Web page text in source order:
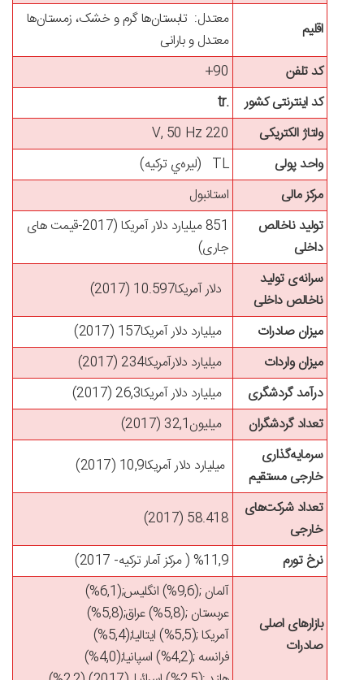
اقلیم
معتدل: تابستان‌ها گرم و خشک، زمستان‌ها
معتدل و بارانی
کد تلفن
90+
کد اینترنتی کشور
.tr
ولتاژ الکتریکی
220 V, 50 Hz
واحد پولی
TL (لیره‌ي ترکیه)
مرکز مالی
استانبول
تولید ناخالص
داخلی
851 میلیارد دلار آمریکا (2017-
قیمت های
جاری)
سرانه‌ی تولید
ناخالص داخلی
دلار آمریکا10.597 (2017)
میزان صادرات
میلیارد دلار آمریکا157 (2017)
میزان واردات
میلیارد دلارآمریکا234 (2017)
درآمد گردشگری
میلیارد دلار آمریکا26,3 (2017)
تعداد گردشگران
میلیون32,1 (2017)
سرمایه‌گذاری
خارجی مستقیم
میلیارد دلار آمریکا10,9 (2017)
تعداد شرکت‌های
خارجی
58.418 (2017)
نرخ تورم
%11,9 ( مرکز آمار ترکیه- 2017)
بازارهای اصلی
صادرات
آلمان(%9,6);انگلیس(%6,1);
عربستان(%5,8);عراق(%5,8);
آمریکا(%5,5);ایتالیا(%5,4);
فرانسه(%4,2);اسپانیا(%4,0);